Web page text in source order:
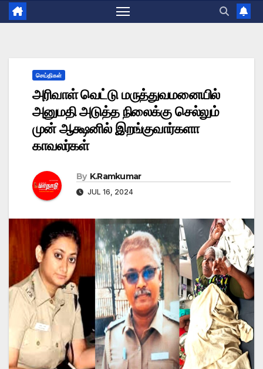
செய்திகள்
அரிவாள் வெட்டு மருத்துவமனையில்
அனுமதி அடுத்த நிலைக்கு செல்லும்
முன் ஆக்ஷனில் இறங்குவார்களா
காவலர்கள்
By K.Ramkumar
JUL 16, 2024